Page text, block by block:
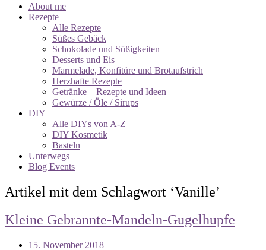
About me
Rezepte
Alle Rezepte
Süßes Gebäck
Schokolade und Süßigkeiten
Desserts und Eis
Marmelade, Konfitüre und Brotaufstrich
Herzhafte Rezepte
Getränke – Rezepte und Ideen
Gewürze / Öle / Sirups
DIY
Alle DIYs von A-Z
DIY Kosmetik
Basteln
Unterwegs
Blog Events
Artikel mit dem Schlagwort ‘Vanille’
Kleine Gebrannte-Mandeln-Gugelhupfe
15. November 2018